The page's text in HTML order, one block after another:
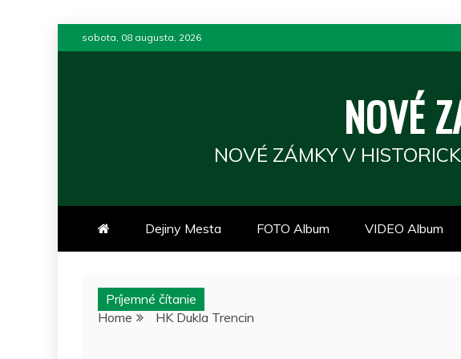
to
sobota, 08 augusta, 2026
NOVÉ
NOVÉ ZÁMKY V
Dejiny Mesta FOTO Album VIDEO Album
Príjemné čítanie
Home
HK Dukla Trencin